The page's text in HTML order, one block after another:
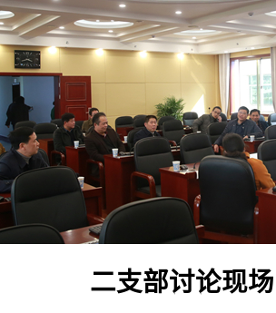
二支部讨论现场